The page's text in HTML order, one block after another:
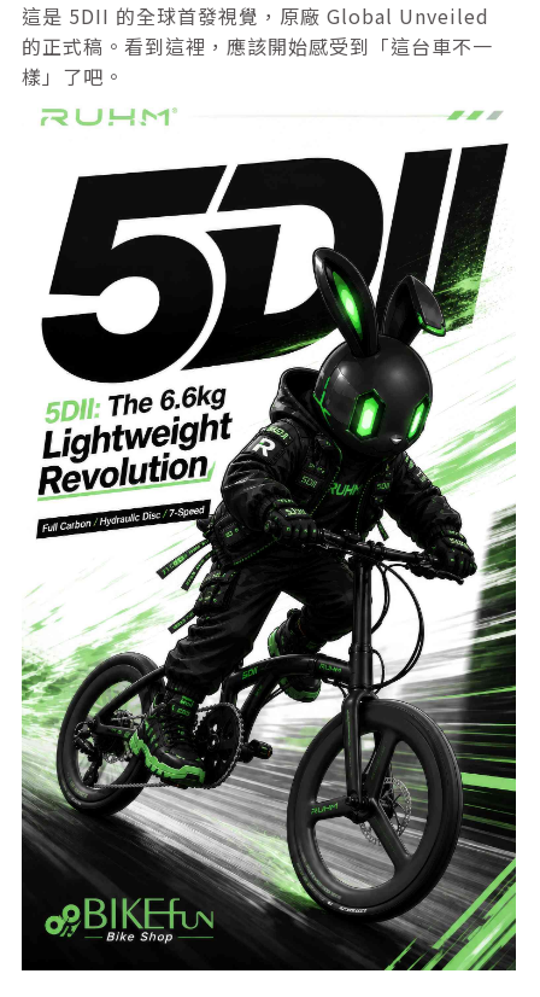
這是 5DII 的全球首發視覺，原廠 Global Unveiled
的正式稿。看到這裡，應該開始感受到「這台車不一
樣」了吧。